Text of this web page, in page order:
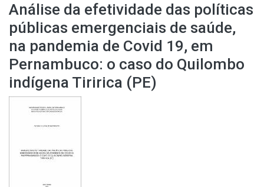
Análise da efetividade das políticas
públicas emergenciais de saúde,
na pandemia de Covid 19, em
Pernambuco: o caso do Quilombo
indígena Tiririca (PE)